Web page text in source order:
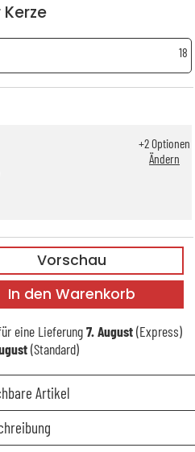
18
+2Optionen
Ändern
Vorschau
In den Warenkorb
eine Lieferung7. August(Express)
(Standard)
Artikel